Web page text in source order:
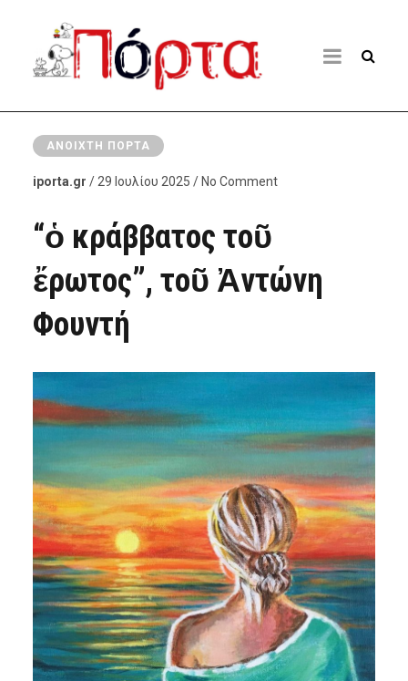
ΑΝΟΙΧΤΉ ΠΌΡΤΑ
iporta.gr / 29 Ιουλίου 2025 / No Comment
“ὁ κράββατος τοῦ
ἔρωτος”, τοῦ Ἀντώνη
Φουντή